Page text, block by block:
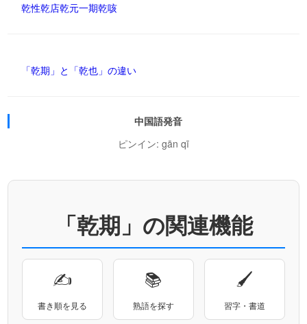
乾性乾店乾元一期乾咳
「乾期」と「乾也」の違い
中国語発音
ピンイン: gān qī
「乾期」の関連機能
✍
書き順を見る
📚
熟語を探す
🖌
習字・書道